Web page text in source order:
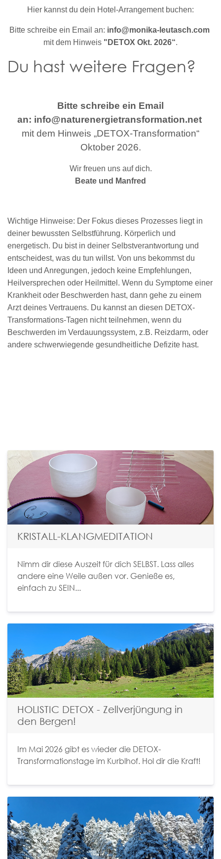
Hier kannst du dein Hotel-Arrangement buchen:
Bitte schreibe ein Email an: info@monika-leutasch.com
mit dem Hinweis "DETOX Okt. 2026“.
Du hast weitere Fragen?
Bitte schreibe ein Email
an: info@naturenergietransformation.net
mit dem Hinweis „DETOX-Transformation“
Oktober 2026.
Wir freuen uns auf dich.
Beate und Manfred
Wichtige Hinweise: Der Fokus dieses Prozesses liegt in
deiner bewussten Selbstführung. Körperlich und
energetisch. Du bist in deiner Selbstverantwortung und
entscheidest, was du tun willst. Von uns bekommst du
Ideen und Anregungen, jedoch keine Empfehlungen,
Heilversprechen oder Heilmittel. Wenn du Symptome einer
Krankheit oder Beschwerden hast, dann gehe zu einem
Arzt deines Vertrauens. Du kannst an diesen DETOX-
Transformations-Tagen nicht teilnehmen, wenn du
Beschwerden im Verdauungssystem, z.B. Reizdarm, oder
andere schwerwiegende gesundheitliche Defizite hast.
KRISTALL-KLANGMEDITATION
Nimm dir diese Auszeit für dich SELBST. Lass alles
andere eine Weile außen vor. Genieße es,
einfach zu SEIN...
HOLISTIC DETOX - Zellverjüngung in
den Bergen!
Im Mai 2026 gibt es wieder die DETOX-
Transformationstage im Kurblhof. Hol dir die Kraft!